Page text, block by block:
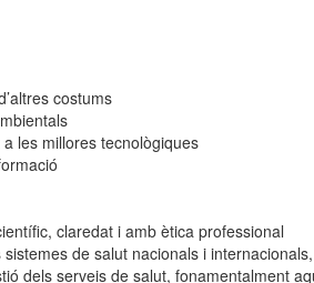
costums
les millores tecnològiques
claredat i amb ètica professional
de salut nacionals i
dels serveis de salut, fonamentalment